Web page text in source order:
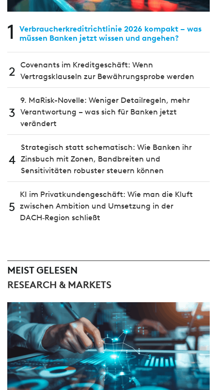
1
Verbraucherkreditrichtlinie 2026 kompakt – was
müssen Banken jetzt wissen und angehen?
2 Covenants im Kreditgeschäft: Wenn
Vertragsklauseln zur Bewährungsprobe werden
3
9. MaRisk-Novelle: Weniger Detailregeln, mehr
Verantwortung – was sich für Banken jetzt
verändert
4
Strategisch statt schematisch: Wie Banken ihr
Zinsbuch mit Zonen, Bandbreiten und
Sensitivitäten robuster steuern können
5
KI im Privatkundengeschäft: Wie man die Kluft
zwischen Ambition und Umsetzung in der
DACH‑Region schließt
MEIST GELESEN
RESEARCH & MARKETS